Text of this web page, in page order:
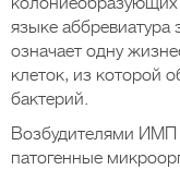
языке аббревиатура
означает одну
клеток, из которой
бактерий.
Возбудителями ИМП
патогенные